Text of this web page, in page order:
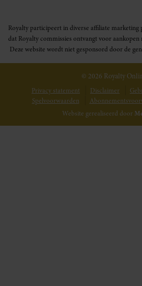
Royalty participeert in diverse affiliate marketing
dat Royalty commissies ontvangt voor aankopen
Deze website wordt niet gesponsord door de
© 2026 Royalty
Privacy statement Disclaimer
Spelvoorwaarden
Website gerealiseerd door